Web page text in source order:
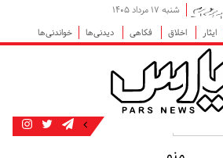
شنبه ۱۷ مرداد ۱۴۰۵
ایثار اخلاق فکاهی دیدنی‌ها خواندنی‌ها